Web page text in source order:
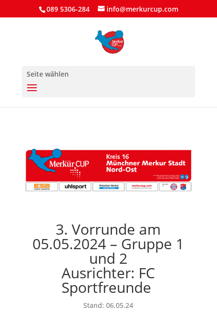
089 5306-284 info@merkurcup.com
Seite wählen
3. Vorrunde am
05.05.2024 – Gruppe 1
und 2
Ausrichter: FC
Sportfreunde
Stand: 06.05.24